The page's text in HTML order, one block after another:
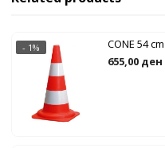
CONE 54 cm
655,00 ден
- 1%